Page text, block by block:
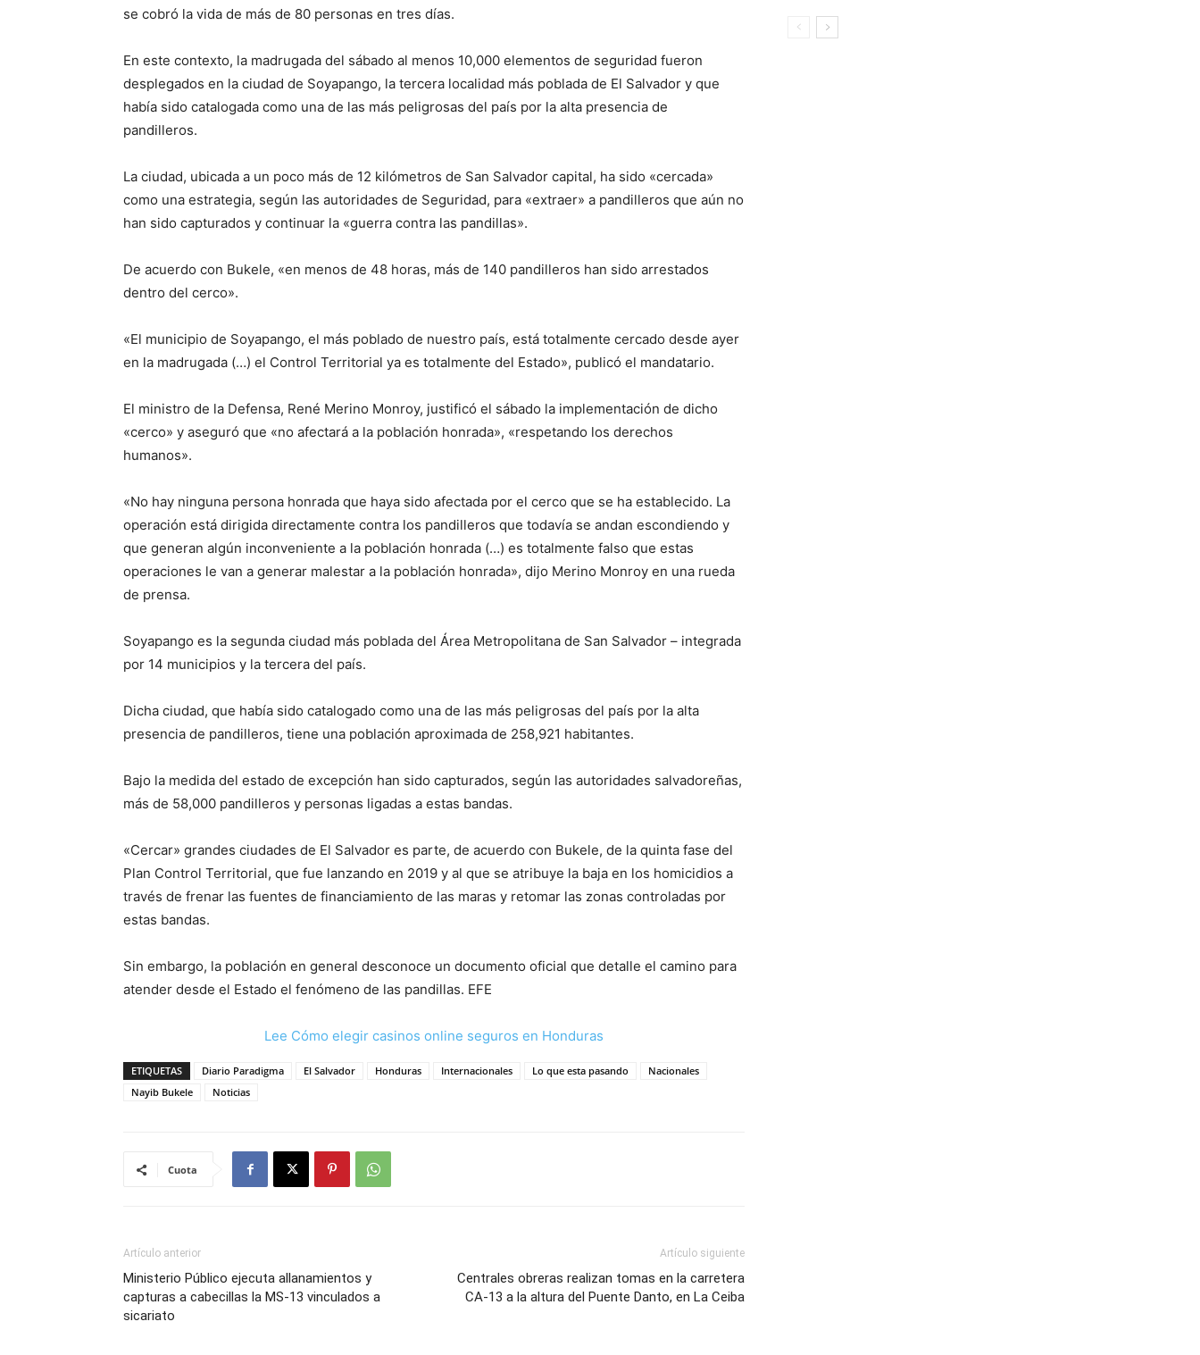
se cobró la vida de más de 80 personas en tres días.
En este contexto, la madrugada del sábado al menos 10,000 elementos de seguridad fueron
desplegados en la ciudad de Soyapango, la tercera localidad más poblada de El Salvador y que
había sido catalogada como una de las más peligrosas del país por la alta presencia de
pandilleros.
La ciudad, ubicada a un poco más de 12 kilómetros de San Salvador capital, ha sido «cercada»
como una estrategia, según las autoridades de Seguridad, para «extraer» a pandilleros que aún no
han sido capturados y continuar la «guerra contra las pandillas».
De acuerdo con Bukele, «en menos de 48 horas, más de 140 pandilleros han sido arrestados
dentro del cerco».
«El municipio de Soyapango, el más poblado de nuestro país, está totalmente cercado desde ayer
en la madrugada (…) el Control Territorial ya es totalmente del Estado», publicó el mandatario.
El ministro de la Defensa, René Merino Monroy, justificó el sábado la implementación de dicho
«cerco» y aseguró que «no afectará a la población honrada», «respetando los derechos
humanos».
«No hay ninguna persona honrada que haya sido afectada por el cerco que se ha establecido. La
operación está dirigida directamente contra los pandilleros que todavía se andan escondiendo y
que generan algún inconveniente a la población honrada (…) es totalmente falso que estas
operaciones le van a generar malestar a la población honrada», dijo Merino Monroy en una rueda
de prensa.
Soyapango es la segunda ciudad más poblada del Área Metropolitana de San Salvador – integrada
por 14 municipios y la tercera del país.
Dicha ciudad, que había sido catalogado como una de las más peligrosas del país por la alta
presencia de pandilleros, tiene una población aproximada de 258,921 habitantes.
Bajo la medida del estado de excepción han sido capturados, según las autoridades salvadoreñas,
más de 58,000 pandilleros y personas ligadas a estas bandas.
«Cercar» grandes ciudades de El Salvador es parte, de acuerdo con Bukele, de la quinta fase del
Plan Control Territorial, que fue lanzando en 2019 y al que se atribuye la baja en los homicidios a
través de frenar las fuentes de financiamiento de las maras y retomar las zonas controladas por
estas bandas.
Sin embargo, la población en general desconoce un documento oficial que detalle el camino para
atender desde el Estado el fenómeno de las pandillas. EFE
Lee Cómo elegir casinos online seguros en Honduras
ETIQUETAS Diario Paradigma El Salvador Honduras Internacionales Lo que esta pasando
Nacionales
Nayib Bukele
Noticias
Cuota
Artículo anterior
Ministerio Público ejecuta allanamientos y
capturas a cabecillas la MS-13 vinculados a
sicariato
Artículo siguiente
Centrales obreras realizan tomas en la carretera
CA-13 a la altura del Puente Danto, en La Ceiba